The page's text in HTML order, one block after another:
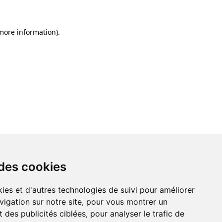
cookies
et d'autres technologies de suivi pour améliorer
sur notre site, pour vous montrer un
des publicités ciblées, pour analyser le trafic de
information).